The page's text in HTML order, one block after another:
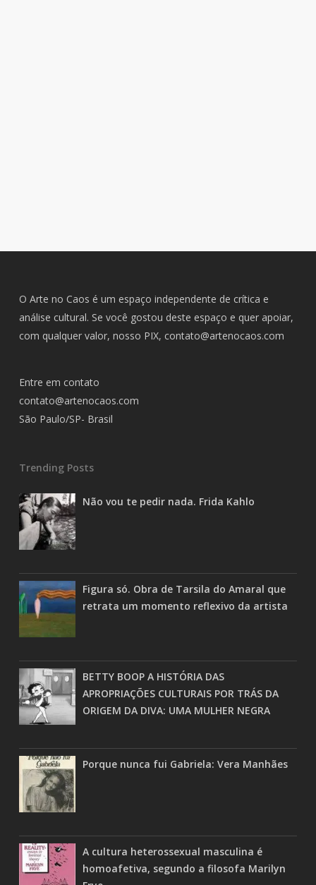
O Arte no Caos é um espaço independente de crítica e
análise cultural. Se você gostou deste espaço e quer apoiar,
com qualquer valor, nosso PIX, contato@artenocaos.com
Entre em contato
contato@artenocaos.com
São Paulo/SP- Brasil
Trending Posts
Não vou te pedir nada. Frida Kahlo
Figura só. Obra de Tarsila do Amaral que
retrata um momento reflexivo da artista
BETTY BOOP A HISTÓRIA DAS
APROPRIAÇÕES CULTURAIS POR TRÁS DA
ORIGEM DA DIVA: UMA MULHER NEGRA
Porque nunca fui Gabriela: Vera Manhães
A cultura heterossexual masculina é
homoafetiva, segundo a filosofa Marilyn